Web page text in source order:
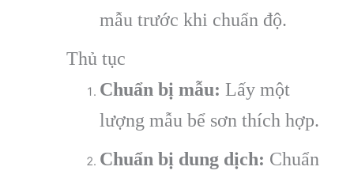
mẫu trước khi chuẩn độ.
Thủ tục
Chuẩn bị mẫu: Lấy một
lượng mẫu bể sơn thích hợp.
Chuẩn bị dung dịch: Chuẩn